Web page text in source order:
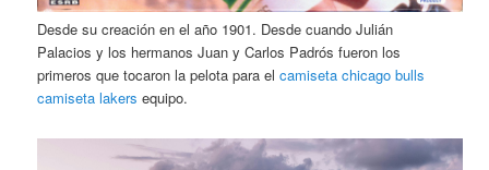
Desde su creación en el año 1901. Desde cuando Julián
Palacios y los hermanos Juan y Carlos Padrós fueron los
primeros que tocaron la pelota para elcamiseta chicago bulls
camiseta lakers equipo.